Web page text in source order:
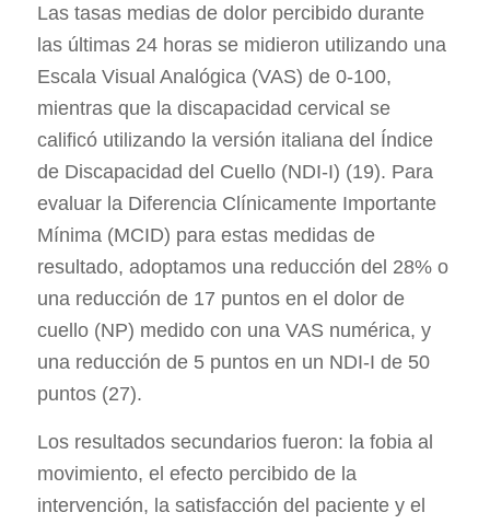
Las tasas medias de dolor percibido durante
las últimas 24 horas se midieron utilizando una
Escala Visual Analógica (VAS) de 0-100,
mientras que la discapacidad cervical se
calificó utilizando la versión italiana del Índice
de Discapacidad del Cuello (NDI-I) (19). Para
evaluar la Diferencia Clínicamente Importante
Mínima (MCID) para estas medidas de
resultado, adoptamos una reducción del 28% o
una reducción de 17 puntos en el dolor de
cuello (NP) medido con una VAS numérica, y
una reducción de 5 puntos en un NDI-I de 50
puntos (27).
Los resultados secundarios fueron: la fobia al
movimiento, el efecto percibido de la
intervención, la satisfacción del paciente y el